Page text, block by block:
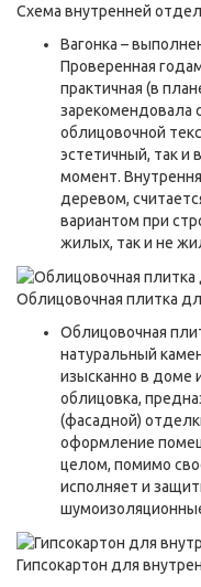
Схема внутренней
Вагонка –
Проверенная
практичная (в
зарекомендовала
облицовочной
эстетичный, так
момент.
деревом,
вариантом при
жилых, так и не
Облицовочная плитка
Облицовочная
натуральный
изысканно в доме
облицовка,
(фасадной)
оформление
целом, помимо
исполняет и
Гипсокартон для